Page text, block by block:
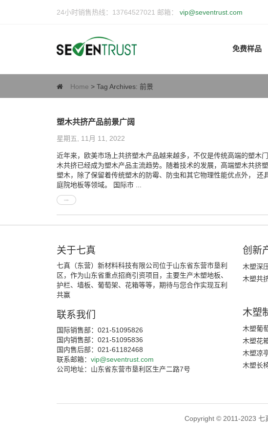
24小时销售热线：13764527021 邮箱： vip@seventrust.com
免费样品
Home > Tag Archives: 前景
塑木共挤产品前景广阔
星期五, 11月 11, 2022
近年来，欧美市场上共挤塑木产品越来越多，不仅是传统高端的塑木
木共挤已经成为塑木产品主流趋势。随着技术的发展，高端塑木共
塑木，除了保留着传统塑木的防霉、防虫和其它物理性能优点外，
庭院地板等领域。 国际市 ...
关于七真
七真（东营）新材料科技有限公司位于山东省东营市垦利
区，作为山东省重点招商引资项目，主要生产木塑地板、
护栏、墙板、葡萄架、花箱等等，期待与您合作实现互利
共赢
联系我们
国际销售部：021-51095826
国内销售部：021-51095836
国内售后部：021-61182468
联系邮箱： vip@seventrust.com
公司地址：山东省东营市垦利区生产二路7号
创新
木塑深
木塑共
木塑
木塑葡
木塑花
木塑凉
木塑长
Copyright © 2011-2023 七